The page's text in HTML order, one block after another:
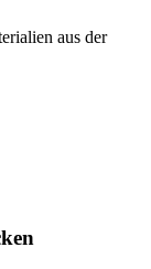
aus der